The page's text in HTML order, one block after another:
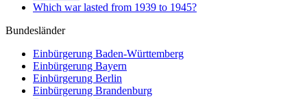
Which war lasted from 1939 to 1945?
Bundesländer
Einbürgerung Baden-Württemberg
Einbürgerung Bayern
Einbürgerung Berlin
Einbürgerung Brandenburg